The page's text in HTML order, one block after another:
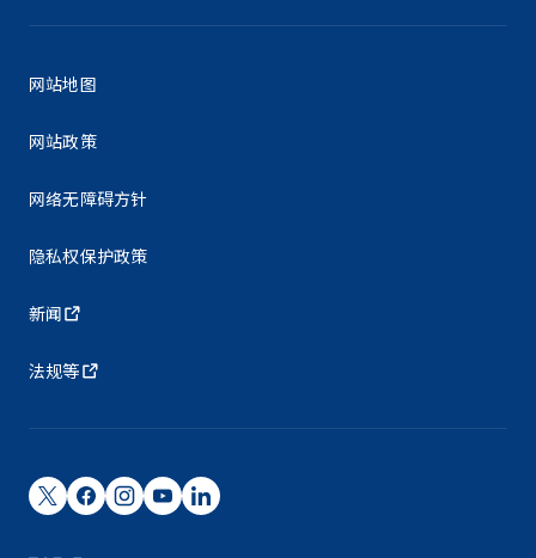
网站地图
网站政策
网络无障碍方针
隐私权保护政策
新闻
法规等